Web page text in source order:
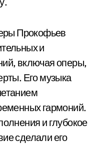
Прокофьев
и
включая оперы,
Его музыка
гармоний.
и глубокое
сделали его